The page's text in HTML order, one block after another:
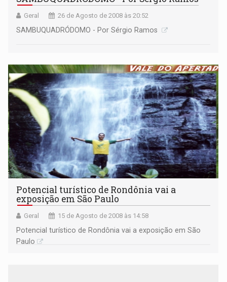
Geral 26 de Agosto de 2008 às 20:52
SAMBUQUADRÓDOMO - Por Sérgio Ramos
Potencial turístico de Rondônia vai a
exposição em São Paulo
Geral 15 de Agosto de 2008 às 14:58
Potencial turístico de Rondônia vai a exposição em São
Paulo